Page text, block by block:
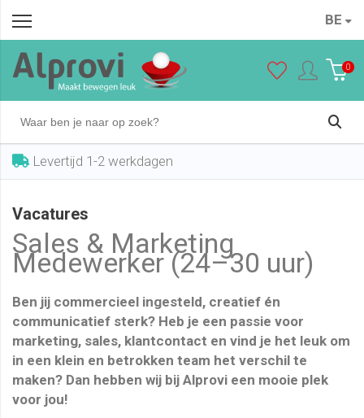
BE
0
Levertijd 1-2 werkdagen
Vacatures
Sales & Marketing
Medewerker (24–30 uur)
Ben jij commercieel ingesteld, creatief én
communicatief sterk? Heb je een passie voor
marketing, sales, klantcontact en vind je het leuk om
in een klein en betrokken team het verschil te
maken? Dan hebben wij bij Alprovi een mooie plek
voor jou!